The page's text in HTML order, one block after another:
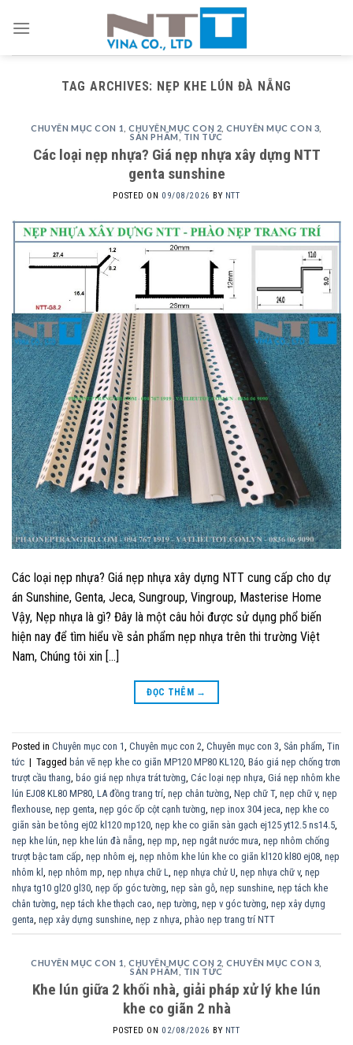
TAG ARCHIVES: NẸP KHE LÚN ĐÀ NẴNG
CHUYÊN MỤC CON 1 ,CHUYÊN MỤC CON 2 ,CHUYÊN MỤC CON 3
SẢN PHẨM , TIN TỨC
Các loại nẹp nhựa? Giá nẹp nhựa xây dựng NTT
genta sunshine
POSTED ON 09/08/2026 BY NTT
Các loại nẹp nhựa? Giá nẹp nhựa xây dựng NTT cung cấp cho dự
án Sunshine, Genta, Jeca, Sungroup, Vingroup, Masterise Home
Vậy, Nẹp nhựa là gì? Đây là một câu hỏi được sử dụng phổ biến
hiện nay để tìm hiểu về sản phẩm nẹp nhựa trên thi trường Việt
Nam, Chúng tôi xin […]
ĐỌC THÊM →
Posted in Chuyên mục con 1 Chuyên mục con 2 Chuyên mục con 3 Sản phẩm Tin
tức | Tagged bản vẽ nẹp khe co giãn MP120 MP80 KL120 Báo giá nẹp chống trơn
trượt cầu thang báo giá nẹp nhựa trát tường Các loại nẹp nhựa Giá nẹp nhôm khe
lún EJ08 KL80 MP80 LA đồng trang trí nẹp chân tường Nẹp chữ T, nẹp chữ v, nẹp
flexhouse nẹp genta nẹp góc ốp cột cạnh tường nẹp inox 304 jeca nẹp khe co
giãn sàn be tông ej02 kl120 mp120 nẹp khe co giãn sàn gạch ej125 yt12.5 ns14.5
nẹp khe lún nẹp khe lún đà nẵng nẹp mp nẹp ngắt nước mưa nẹp nhôm chống
trượt bậc tam cấp nẹp nhôm ej nẹp nhôm khe lún khe co giãn kl120 kl80 ej08 nẹp
nhôm kl nẹp nhôm mp nẹp nhựa chữ L nẹp nhựa chử U nẹp nhựa chữ v, nẹp
nhựa tg10 gl20 gl30 nẹp ốp góc tường nẹp sàn gỗ nẹp sunshine nẹp tách khe
chân tường nẹp tách khe thạch cao nẹp tường nẹp v góc tường nẹp xây dựng
genta nẹp xây dựng sunshine nẹp z nhựa phào nẹp trang trí NTT
CHUYÊN MỤC CON 1 ,CHUYÊN MỤC CON 2 ,CHUYÊN MỤC CON 3
SẢN PHẨM
TIN TỨC
Khe lún giữa 2 khối nhà, giải pháp xử lý khe lún
khe co giãn 2 nhà
POSTED ON 02/08/2026 BY NTT